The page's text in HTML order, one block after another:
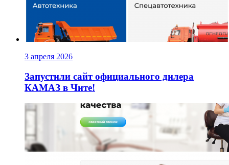
3 апреля 2026
Запустили сайт официального дилера
КАМАЗ в Чите!